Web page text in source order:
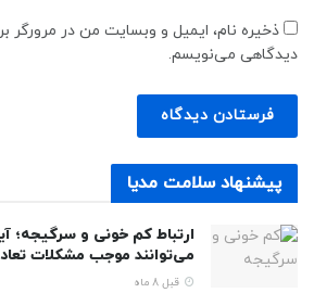
ذخیره نام، ایمیل و وبسایت من در مرورگر
دیدگاهی می‌نویسم.
پیشنهاد سلامت مدیا
ارتباط کم خونی و سرگیجه؛
می‌توانند موجب مشکلات
قبل 8 ماه